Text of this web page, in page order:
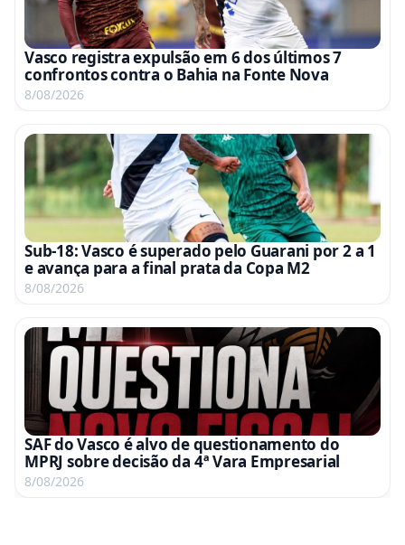
Vasco registra expulsão em 6 dos últimos 7
confrontos contra o Bahia na Fonte Nova
8/08/2026
Sub-18: Vasco é superado pelo Guarani por 2 a 1
e avança para a final prata da Copa M2
8/08/2026
SAF do Vasco é alvo de questionamento do
MPRJ sobre decisão da 4ª Vara Empresarial
8/08/2026